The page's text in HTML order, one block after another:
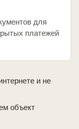
для
платежей
и не
объект